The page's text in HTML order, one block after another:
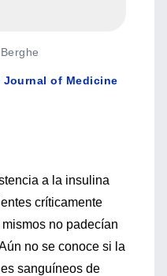
Journal of Medicine
a la insulina
críticamente
no padecían
no se conoce si la
sanguíneos de